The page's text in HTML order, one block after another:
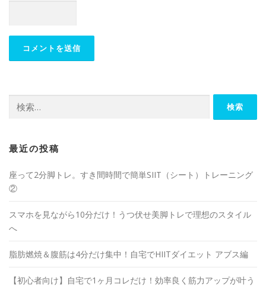
最近の投稿
座って2分脚トレ。すき間時間で簡単SIIT（シート）トレーニング
②
スマホを見ながら10分だけ！うつ伏せ美脚トレで理想のスタイル
へ
脂肪燃焼＆腹筋は4分だけ集中！自宅でHIITダイエット アブス編
【初心者向け】自宅で1ヶ月コレだけ！効率良く筋力アップが叶う